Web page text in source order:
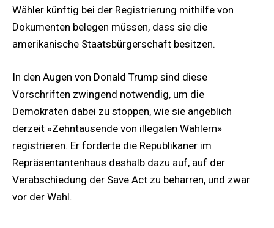
Wähler künftig bei der Registrierung mithilfe von
Dokumenten belegen müssen, dass sie die
amerikanische Staatsbürgerschaft besitzen.
In den Augen von Donald Trump sind diese
Vorschriften zwingend notwendig, um die
Demokraten dabei zu stoppen, wie sie angeblich
derzeit «Zehntausende von illegalen Wählern»
registrieren. Er forderte die Republikaner im
Repräsentantenhaus deshalb dazu auf, auf der
Verabschiedung der Save Act zu beharren, und zwar
vor der Wahl.